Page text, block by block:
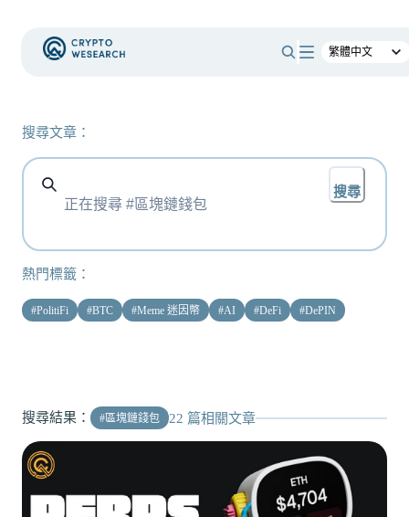
搜尋文章：
搜尋
熱門標籤：
#PolitiFi #BTC #Meme 迷因幣 #AI #DeFi #DePIN
搜尋結果： #區塊鏈錢包 22 篇相關文章